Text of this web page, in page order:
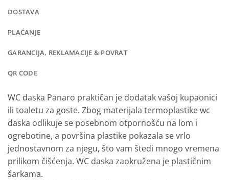
DOSTAVA
PLAĆANJE
GARANCIJA, REKLAMACIJE & POVRAT
QR CODE
WC daska Panaro praktičan je dodatak vašoj kupaonici
ili toaletu za goste. Zbog materijala termoplastike wc
daska odlikuje se posebnom otpornošću na lom i
ogrebotine, a površina plastike pokazala se vrlo
jednostavnom za njegu, što vam štedi mnogo vremena
prilikom čišćenja. WC daska zaokružena je plastičnim
šarkama.